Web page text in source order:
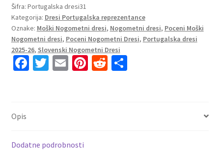
Portugalska
Vratar
2025-
26
Dolgi
Rokav
količina
Šifra: Portugalska dresi31
Kategorija: Dresi Portugalska reprezentance
Oznake: Moški Nogometni dresi, Nogometni dresi, Poceni Moški
Nogometni dresi, Poceni Nogometni Dresi, Portugalska dresi
2025-26, Slovenski Nogometni Dresi
Fa
k
T E Pi R S
Opis
Dodatne podrobnosti